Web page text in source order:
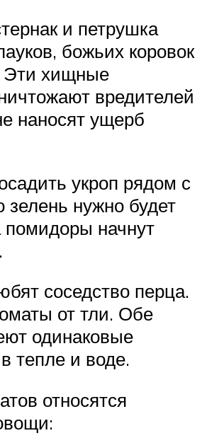
и петрушка
божьих коровок
Эти хищные
вредителей
наносят ущерб
укроп рядом с
нужно будет
помидоры начнут
соседство перца.
от тли. Обе
одинаковые
тепле и воде.
относятся